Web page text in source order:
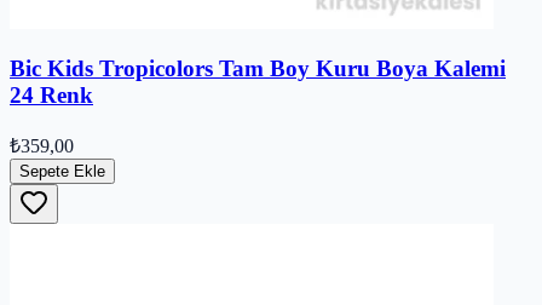
Bic Kids Tropicolors Tam Boy Kuru Boya Kalemi
24 Renk
₺359,00
Sepete Ekle